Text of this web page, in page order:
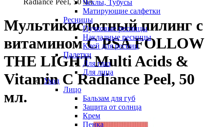
Чехлы, Тубусы
Матирующие салфетки
Ресницы
Пучковые ресницы
Накладные ресницы
Клей для ресниц
Палетки
Для глаз
Для лица
Уход
Лицо
Бальзам для губ
Защита от солнца
Крем
Пенка
Radiance Peel, 50 мл.
Мультикислотный пилинг с
витамином С PSA FOLLOW
THE LIGHT Multi Acids &
Vitamin C Radiance Peel, 50
мл.